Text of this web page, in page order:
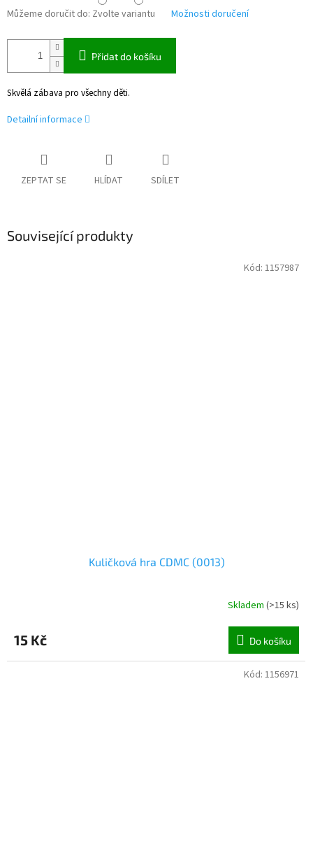
Můžeme doručit do: Zvolte variantu Možnosti doručení
Přidat do košíku
Skvělá zábava pro všechny děti.
Detailní informace
ZEPTAT SE HLÍDAT SDÍLET
Související produkty
Kuličková hra CDMC (0013)
Skladem (>15 ks)
15 Kč Do košíku
Kód: 1157987
Kód: 1156971